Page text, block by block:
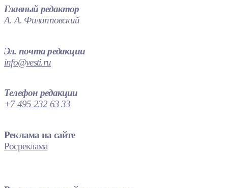
Главный редактор
А. А. Филипповский
Эл. почта редакции
info@vesti.ru
Телефон редакции
+7 495 232 63 33
Реклама на сайте
Росреклама